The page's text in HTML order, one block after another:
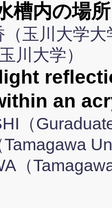
槽内の場
玉川大学
川大学）
an
（
（